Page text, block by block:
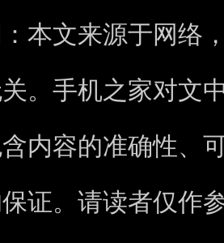
本文来源于网络
。手机之家对文
内容的准确性、
证。请读者仅作